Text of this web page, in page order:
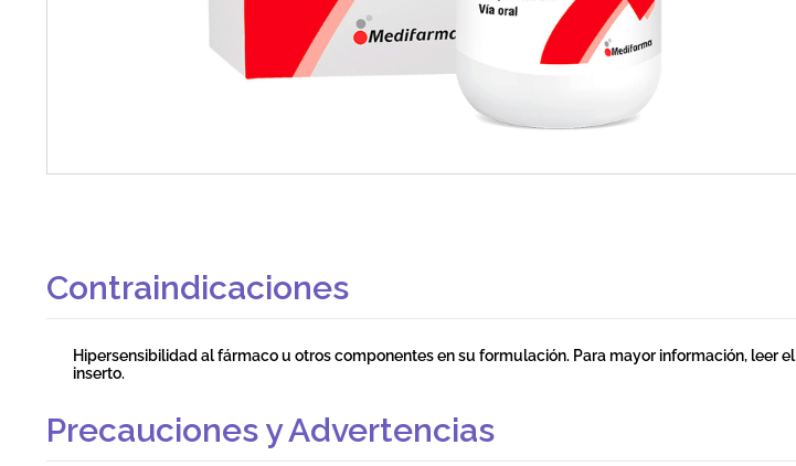
Contraindicaciones
Hipersensibilidad al fármaco u otros componentes en su formulación. Para mayor información, leer el
inserto.
Precauciones y Advertencias